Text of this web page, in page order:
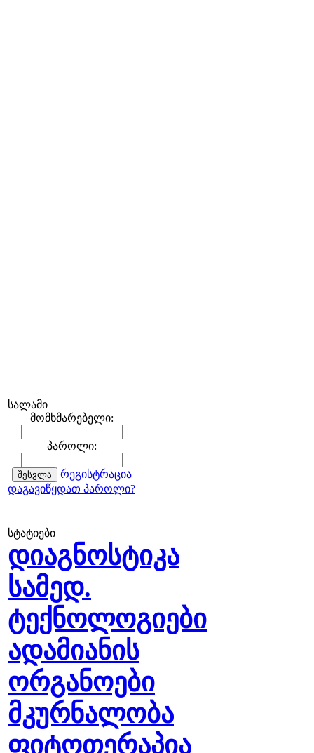
სალამი
მომხმარებელი:
პაროლი:
რეგისტრაცია
დაგავიწყდათ პაროლი?
სტატიები
დიაგნოსტიკა
სამედ.
ტექნოლოგიები
ადამიანის
ორგანოები
მკურნალობა
ფიტოთერაპია